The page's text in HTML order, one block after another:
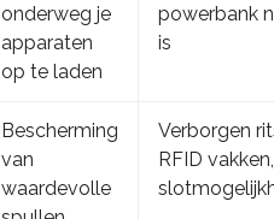
onderweg je
apparaten
op te laden
powerbank
is
Bescherming
van
waardevolle
Verborgen
RFID vakken,